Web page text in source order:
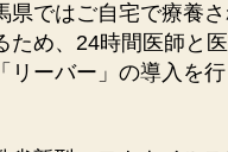
ではご⾃宅で療養
ため、24時間医師と
リーバー」の導⼊を